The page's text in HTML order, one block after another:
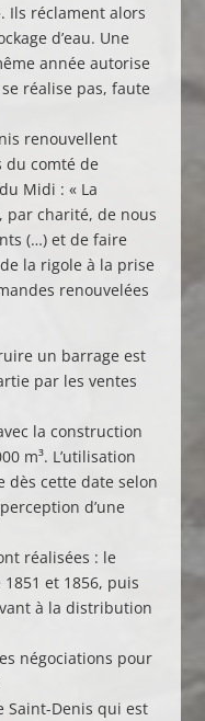
Ils réclament alors
d’eau. Une
année autorise
réalise pas, faute
renouvellent
comté de
Midi : « La
par charité, de nous
(…) et de faire
la rigole à la prise
renouvelées
un barrage est
par les ventes
la construction
m³. L’utilisation
dès cette date selon
d’une
réalisées : le
et 1856, puis
à la distribution
négociations pour
Saint-Denis qui est